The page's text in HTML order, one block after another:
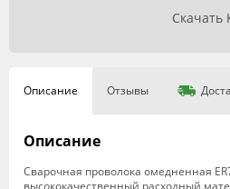
Скачать
Описание Отзывы
Описание
Сварочная проволока омедненная
высококачественный расходный